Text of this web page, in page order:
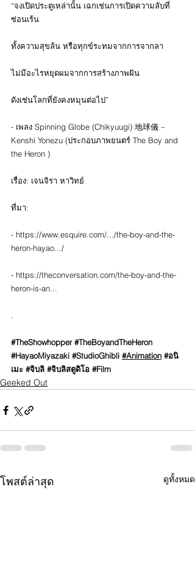
“จงเปิดประตูเหล่านั้น เฉกเช่นการเปิดความลับที่
ซ่อนเร้น
ทั้งความสุขล้น หรือทุกข์ระทมจากการจากลา
ไม่มีอะไรหยุดผมจากการสร้างภาพฝัน
ดังเช่นโลกที่ยังคงหมุนต่อไป”
- เพลง Spinning Globe (Chikyuugi) 地球儀 –
Kenshi Yonezu (ประกอบภาพยนตร์ The Boy and
the Heron )
เรื่อง: เจนจิรา หาวิทย์
ที่มา:
- https://www.esquire.com/.../the-boy-and-the-
heron-hayao.../
- https://theconversation.com/the-boy-and-the-
heron-is-an...
.
#TheShowhopper #TheBoyandTheHeron
#HayaoMiyazaki #StudioGhibli #Animation #อนิ
เมะ #จิบลิ #จิบลิสตูดิโอ #Film
Geeked Out
โพสต์ล่าสุด ดูทั้งหมด